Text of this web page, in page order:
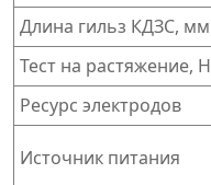
Длина гильз КДЗС, мм
Тест на растяжение, Н
Ресурс электродов
Источник питания